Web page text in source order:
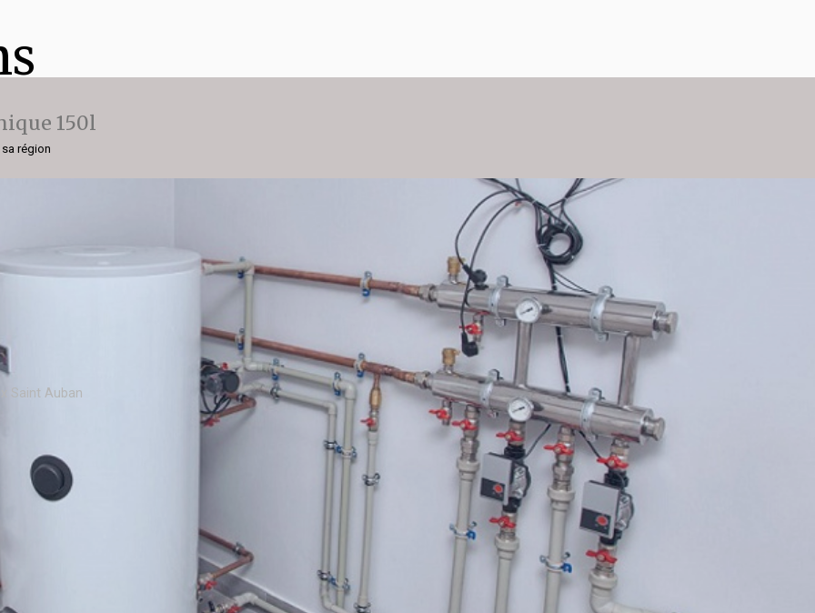
150l
région
Saint Auban